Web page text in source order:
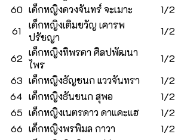
60 เด็กหญิงดวงจันทร์ จะเมาะ 1/2
61
เด็กหญิงเติมขวัญ เคารพ
ปรัชญา
1/2
62 เด็กหญิงทิพรดา ศิลปพัฒนา
ไพร
1/2
63 เด็กหญิงธัญชนก แววจันทรา 1/2
64 เด็กหญิงธันชนก สุพอ 1/2
65 เด็กหญิงเนตรดาว ดาแคะแฮ 1/2
66 เด็กหญิงพรพิมล กาวา 1/2